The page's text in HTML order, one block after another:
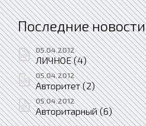
Последние новости
05.04.2012
ЛИЧНОЕ (4)
05.04.2012
Авторитет (2)
05.04.2012
Авторитарный (6)